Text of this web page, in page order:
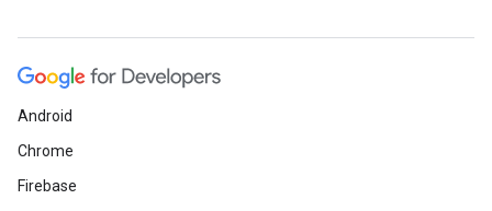
Android
Chrome
Firebase